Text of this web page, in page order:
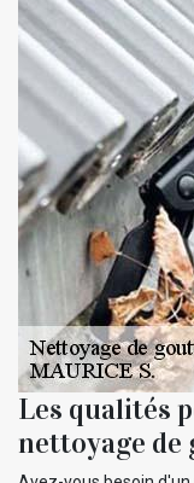
Les qualités
nettoyage